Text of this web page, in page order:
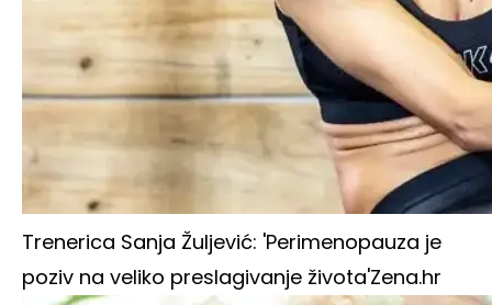
Trenerica Sanja Žuljević: 'Perimenopauza je
poziv na veliko preslagivanje života'Zena.hr